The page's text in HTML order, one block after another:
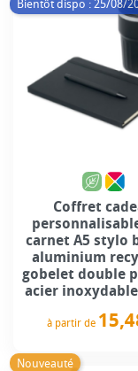
Bientôt dispo : 25/08/
Coffret
carnet A5 stylo
aluminium
gobelet double
acier
à partir de
Nouveauté